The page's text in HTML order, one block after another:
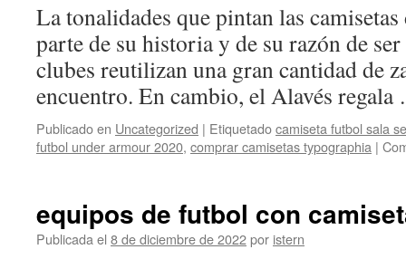
La tonalidades que pintan las
parte de su historia y de su razón de
clubes reutilizan una gran cantidad de
encuentro. En cambio, el Alavés
Publicado en Uncategorized | Etiquetadocamiseta futbol sala
futbol under armour 2020, comprar camisetas typographia |
equipos de futbol con
Publicada el 8 de diciembre de 2022por istern